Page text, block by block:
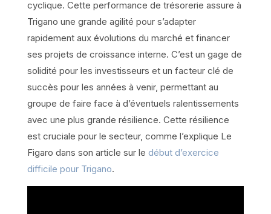
cyclique. Cette performance de trésorerie assure à
Trigano une grande agilité pour s’adapter
rapidement aux évolutions du marché et financer
ses projets de croissance interne. C’est un gage de
solidité pour les investisseurs et un facteur clé de
succès pour les années à venir, permettant au
groupe de faire face à d’éventuels ralentissements
avec une plus grande résilience. Cette résilience
est cruciale pour le secteur, comme l’explique Le
Figaro dans son article sur le début d’exercice
difficile pour Trigano.